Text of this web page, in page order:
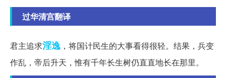
过华清宫翻译
君主追求淫逸 ，将国计民生的大事看得很轻。结果，兵变
作乱，帝后升天，惟有千年长生树仍直直地长在那里。